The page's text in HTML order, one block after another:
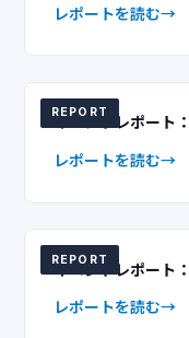
レポートを読む
REPORT
イベントレポート
レポートを読む
REPORT
イベントレポート
レポートを読む